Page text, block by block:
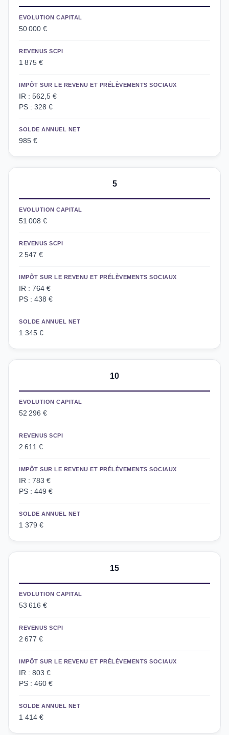
EVOLUTION CAPITAL
50 000 €
REVENUS SCPI
1 875 €
IMPÔT SUR LE REVENU ET PRÉLÈVEMENTS SOCIAUX
IR : 562,5 €
PS : 328 €
SOLDE ANNUEL NET
985 €
5
EVOLUTION CAPITAL
51 008 €
REVENUS SCPI
2 547 €
IMPÔT SUR LE REVENU ET PRÉLÈVEMENTS SOCIAUX
IR : 764 €
PS : 438 €
SOLDE ANNUEL NET
1 345 €
10
EVOLUTION CAPITAL
52 296 €
REVENUS SCPI
2 611 €
IMPÔT SUR LE REVENU ET PRÉLÈVEMENTS SOCIAUX
IR : 783 €
PS : 449 €
SOLDE ANNUEL NET
1 379 €
15
EVOLUTION CAPITAL
53 616 €
REVENUS SCPI
2 677 €
IMPÔT SUR LE REVENU ET PRÉLÈVEMENTS SOCIAUX
IR : 803 €
PS : 460 €
SOLDE ANNUEL NET
1 414 €